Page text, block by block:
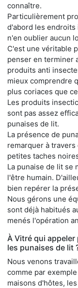
connaître.
Particulièrement
d'abord les endroits
n'en oublier aucun
C'est une véritable
penser en terminer
produits anti
mieux comprendre
plus coriaces que
Les produits
sont pas assez
punaises de lit.
La présence de
remarquer à
petites taches
La punaise de lit se
l'être humain.
bien repérer la
Nous gérons une
sont déjà habitués
menés l'opération
À Vitré qui
les punaises de lit
Nous venons
comme par
maisons d'hôtes,